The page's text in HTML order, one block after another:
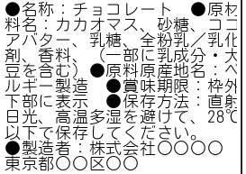
●名称：チョコレート ●原材
料名：カカオマス、砂糖、ココ
アバター、乳糖、全粉乳／乳化
剤、香料、（一部に乳成分・大
豆を含む）●原料原産地名：ベ
ルギー製造 ●賞味期限：枠外
下部に表示 ●保存方法：直射
日光、高温多湿を避けて、28℃
以下で保存してください。
●製造者：株式会社〇〇〇〇
東京都〇〇区〇〇